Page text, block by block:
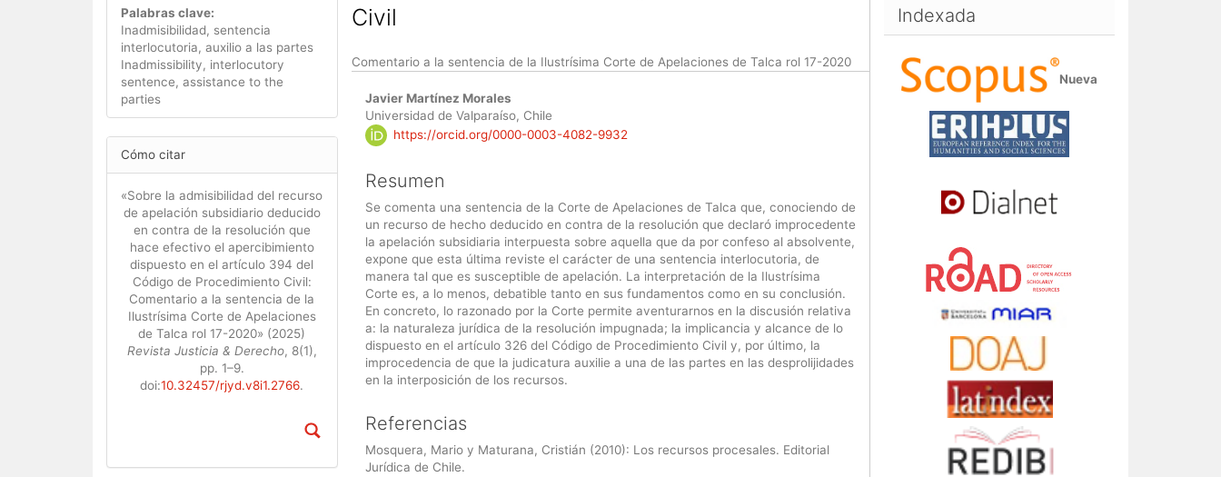
Palabras clave:
Inadmisibilidad, sentencia
interlocutoria, auxilio a las partes
Inadmissibility, interlocutory
sentence, assistance to the
parties
Detalles
del
Cómo citar
«Sobre la admisibilidad del recurso
de apelación subsidiario deducido
en contra de la resolución que
hace efectivo el apercibimiento
dispuesto en el artículo 394 del
Código de Procedimiento Civil:
Comentario a la sentencia de la
Ilustrísima Corte de Apelaciones
de Talca rol 17-2020» (2025)
Revista Justicia & Derecho, 8(1),
pp. 1–9.
doi:10.32457/rjyd.v8i1.2766.
Civil
Comentario a la sentencia de la Ilustrísima Corte de Apelaciones de Talca rol 17-2020
Contenido
principal
del
Javier Martínez Morales
Universidad de Valparaíso, Chile
https://orcid.org/0000-0003-4082-9932
Resumen
Se comenta una sentencia de la Corte de Apelaciones de Talca que, conociendo de
un recurso de hecho deducido en contra de la resolución que declaró improcedente
la apelación subsidiaria interpuesta sobre aquella que da por confeso al absolvente,
expone que esta última reviste el carácter de una sentencia interlocutoria, de
manera tal que es susceptible de apelación. La interpretación de la Ilustrísima
Corte es, a lo menos, debatible tanto en sus fundamentos como en su conclusión.
En concreto, lo razonado por la Corte permite aventurarnos en la discusión relativa
a: la naturaleza jurídica de la resolución impugnada; la implicancia y alcance de lo
dispuesto en el artículo 326 del Código de Procedimiento Civil y, por último, la
improcedencia de que la judicatura auxilie a una de las partes en las desprolijidades
en la interposición de los recursos.
Referencias
Mosquera, Mario y Maturana, Cristián (2010): Los recursos procesales. Editorial
Jurídica de Chile.
Indexada
Nueva